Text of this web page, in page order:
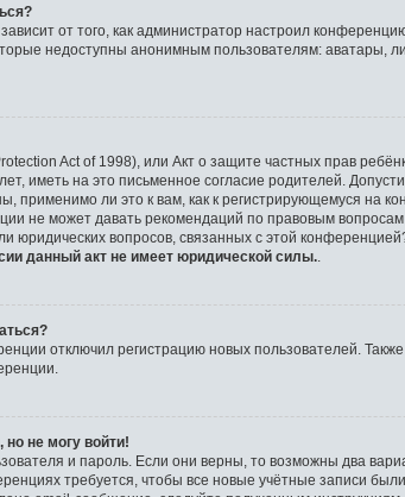
от того, как администратор настроил
недоступны анонимным пользователям: аватары,
Act of 1998), или Акт о защите частных прав
иметь на это письменное согласие родителей.
применимо ли это к вам, как к регистрирующемуся на
не может давать рекомендаций по правовым
юридических вопросов, связанных с этой
данный акт не имеет юридической силы.
отключил регистрацию новых пользователей.
но не могу войти!
и пароль. Если они верны, то возможны два
требуется, чтобы все новые учётные записи